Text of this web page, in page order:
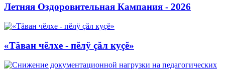
Летняя Оздоровительная Кампания - 2026
«Тăван чĕлхе - пĕлÿ çăл куçĕ»